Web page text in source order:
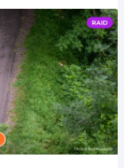
parfaitement leur
désert en moto, une
avec les
contente pas d'être
qui rassemble des
💫